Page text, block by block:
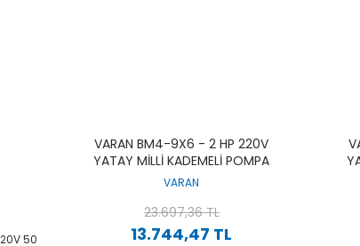
VARAN BM4-9X6 - 2 HP 220V
YATAY MILLI KADEMELI POMPA
VARAN
13.744,47 TL
23.697,36 TL